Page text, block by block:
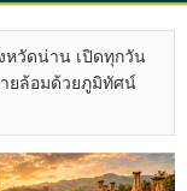
หวัดน่าน เปิดทุกวัน
ยล้อมด้วยภูมิทัศน์